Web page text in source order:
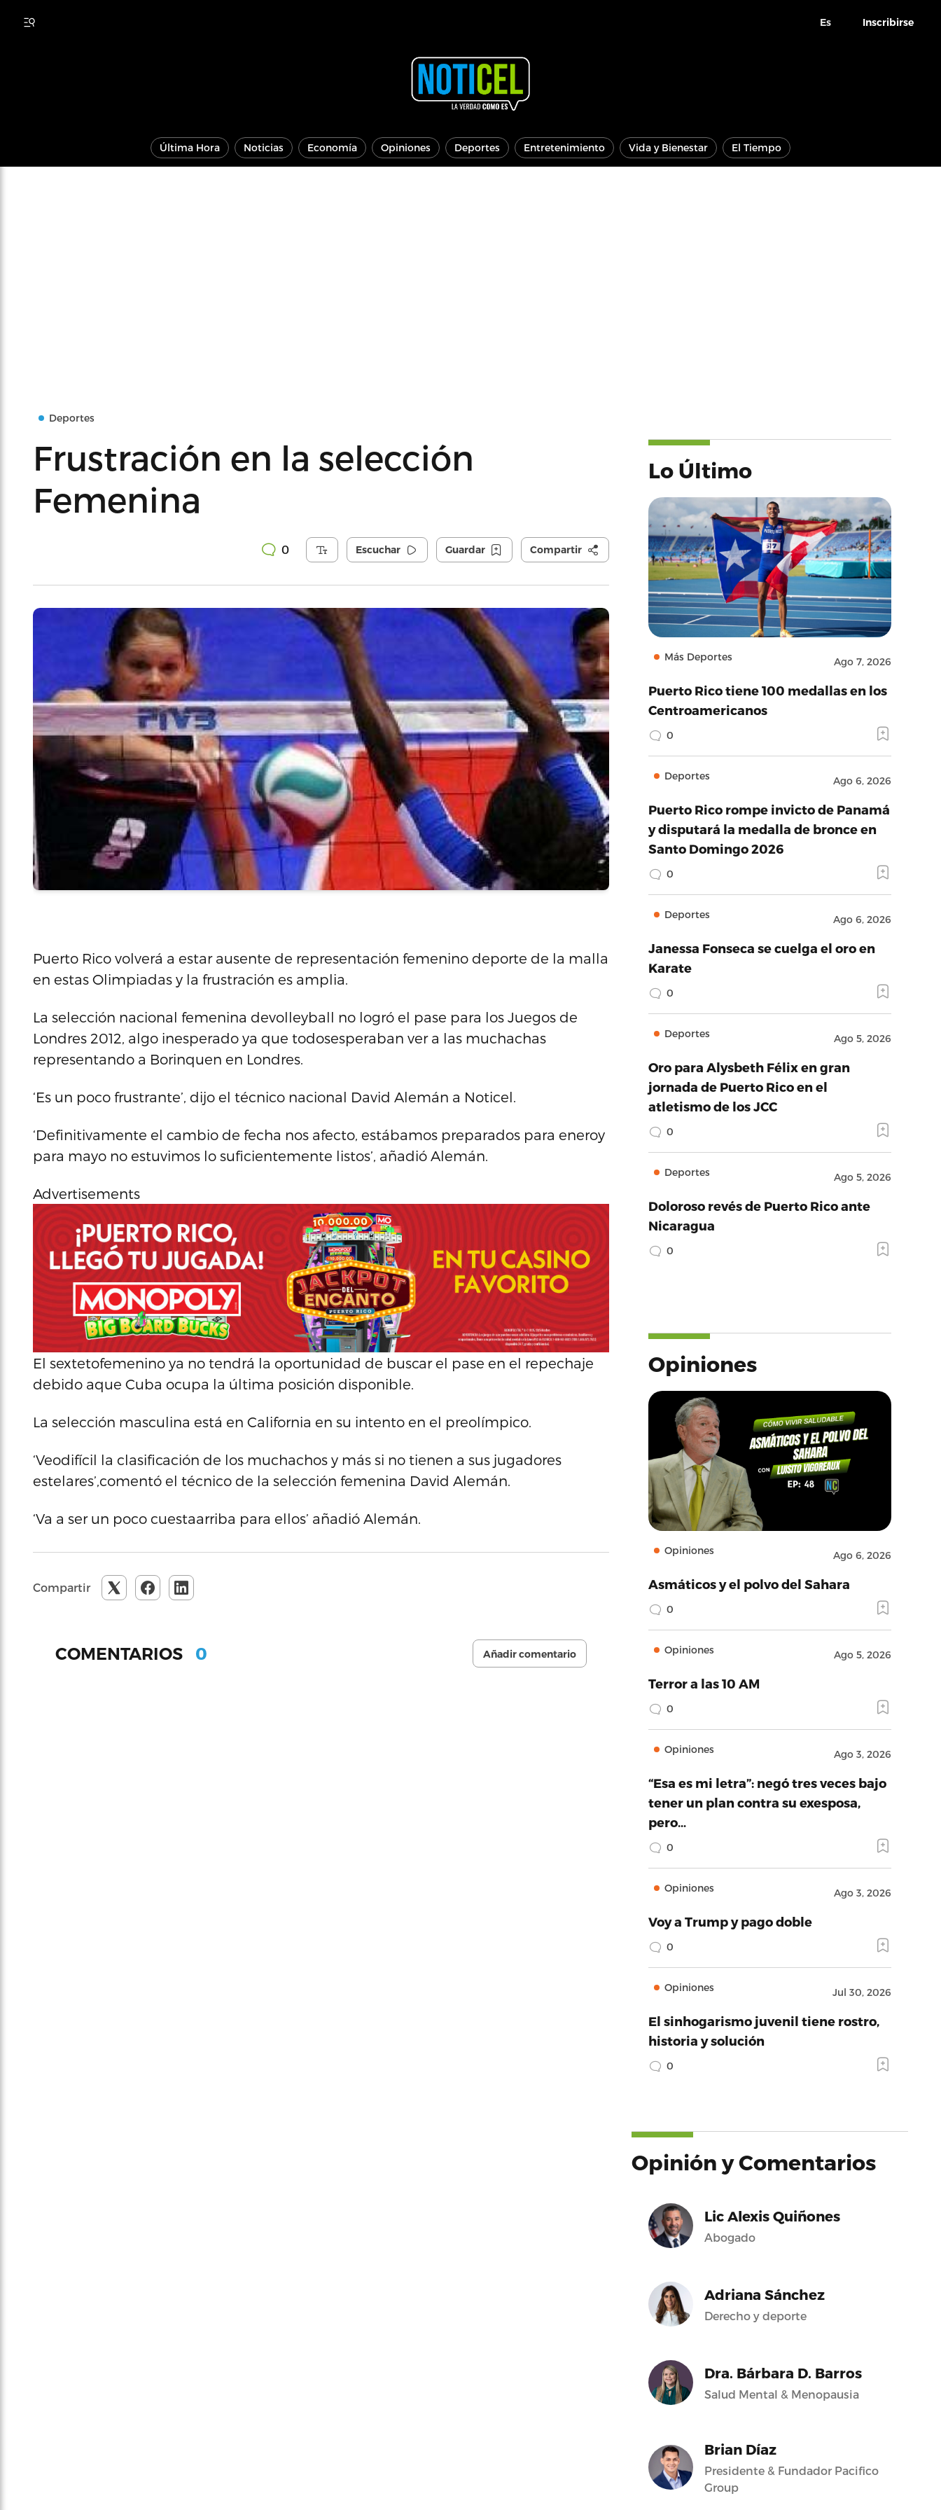
Es Inscribirse
Última Hora Noticias Economía Opiniones Deportes Entretenimiento Vida y Bienestar El Tiempo
Deportes
Frustración en la selección
Femenina
0 Escuchar Guardar Compartir
Puerto Rico volverá a estar ausente de representación femenino deporte de la malla
en estas Olimpiadas y la frustración es amplia.
La selección nacional femenina devolleyball no logró el pase para los Juegos de
Londres 2012, algo inesperado ya que todosesperaban ver a las muchachas
representando a Borinquen en Londres.
‘Es un poco frustrante’, dijo el técnico nacional David Alemán a Noticel.
‘Definitivamente el cambio de fecha nos afecto, estábamos preparados para eneroy
para mayo no estuvimos lo suficientemente listos’, añadió Alemán.
Advertisements
El sextetofemenino ya no tendrá la oportunidad de buscar el pase en el repechaje
debido aque Cuba ocupa la última posición disponible.
La selección masculina está en California en su intento en el preolímpico.
‘Veodifícil la clasificación de los muchachos y más si no tienen a sus jugadores
estelares’,comentó el técnico de la selección femenina David Alemán.
‘Va a ser un poco cuestaarriba para ellos’ añadió Alemán.
Compartir
COMENTARIOS 0 Añadir comentario
Lo Último
Más Deportes Ago 7, 2026
Puerto Rico tiene 100 medallas en los
Centroamericanos
0
Deportes Ago 6, 2026
Puerto Rico rompe invicto de Panamá
y disputará la medalla de bronce en
Santo Domingo 2026
0
Deportes Ago 6, 2026
Janessa Fonseca se cuelga el oro en
Karate
0
Deportes Ago 5, 2026
Oro para Alysbeth Félix en gran
jornada de Puerto Rico en el
atletismo de los JCC
0
Deportes Ago 5, 2026
Doloroso revés de Puerto Rico ante
Nicaragua
0
Opiniones
Opiniones Ago 6, 2026
Asmáticos y el polvo del Sahara
0
Opiniones Ago 5, 2026
Terror a las 10 AM
0
Opiniones Ago 3, 2026
“Esa es mi letra”: negó tres veces bajo
tener un plan contra su exesposa,
pero…
0
Opiniones Ago 3, 2026
Voy a Trump y pago doble
0
Opiniones Jul 30, 2026
El sinhogarismo juvenil tiene rostro,
historia y solución
0
Opinión y Comentarios
Lic Alexis Quiñones
Abogado
Adriana Sánchez
Derecho y deporte
Dra. Bárbara D. Barros
Salud Mental & Menopausia
Brian Díaz
Presidente & Fundador Pacifico
Group